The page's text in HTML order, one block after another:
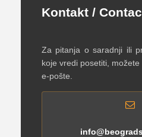
Kontakt /
Za pitanja o saradnji ili
koje vredi posetiti,
e-pošte.